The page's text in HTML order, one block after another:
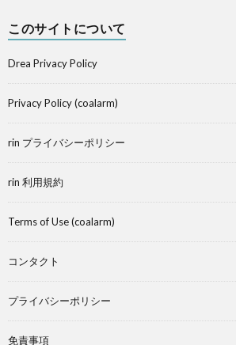
このサイトについて
Drea Privacy Policy
Privacy Policy (coalarm)
rin プライバシーポリシー
rin 利用規約
Terms of Use (coalarm)
コンタクト
プライバシーポリシー
免責事項